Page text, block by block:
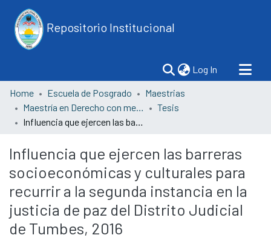
Repositorio Institucional
Log In (current)
Home Escuela de Posgrado
Maestrias
Maestría en Derecho con mención en Derecho Constitucional y Administrativo
Tesis
Influencia que ejercen las barreras socioeconómicas y culturales para recurrir a la segunda instancia en la justicia de paz del Distrito Judicial de Tumbes, 2016
Influencia que ejercen las barreras
socioeconómicas y culturales para
recurrir a la segunda instancia en la
justicia de paz del Distrito Judicial
de Tumbes, 2016